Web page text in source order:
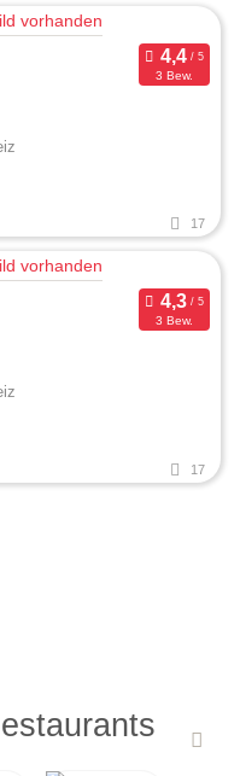
3 Bew.
17
3 Bew.
17